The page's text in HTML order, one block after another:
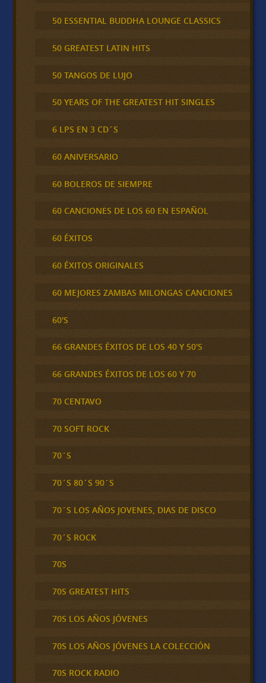
50 ESSENTIAL BUDDHA LOUNGE CLASSICS
50 GREATEST LATIN HITS
50 TANGOS DE LUJO
50 YEARS OF THE GREATEST HIT SINGLES
6 LPS EN 3 CD´S
60 ANIVERSARIO
60 BOLEROS DE SIEMPRE
60 CANCIONES DE LOS 60 EN ESPAÑOL
60 ÉXITOS
60 ÉXITOS ORIGINALES
60 MEJORES ZAMBAS MILONGAS CANCIONES
60'S
66 GRANDES ÉXITOS DE LOS 40 Y 50'S
66 GRANDES ÉXITOS DE LOS 60 Y 70
70 CENTAVO
70 SOFT ROCK
70´S
70´S 80´S 90´S
70´S LOS AÑOS JOVENES, DIAS DE DISCO
70´S ROCK
70S
70S GREATEST HITS
70S LOS AÑOS JÓVENES
70S LOS AÑOS JÓVENES LA COLECCIÓN
70S ROCK RADIO